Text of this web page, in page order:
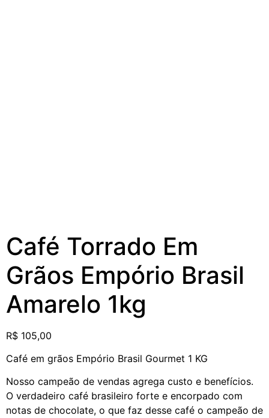
Café Torrado Em
Grãos Empório Brasil
Amarelo 1kg
R$ 105,00
Café em grãos Empório Brasil Gourmet 1 KG
Nosso campeão de vendas agrega custo e benefícios.
O verdadeiro café brasileiro forte e encorpado com
notas de chocolate, o que faz desse café o campeão de